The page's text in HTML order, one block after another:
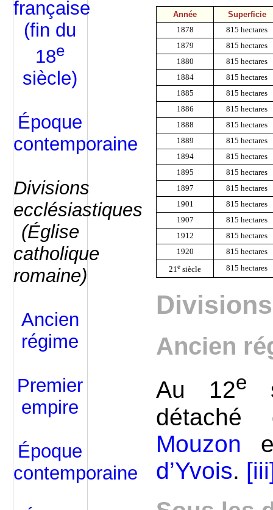
Année Superficie
1878
815 hectares
1879
815 hectares
1880
815 hectares
1884
815 hectares
1885
815 hectares
1886
815 hectares
1888
815 hectares
1889
815 hectares
1894
815 hectares
1895
815 hectares
1897
815 hectares
1901
815 hectares
1907
815 hectares
1912
815 hectares
1920
815 hectares
21e siècle 815 hectares
Ancien
Au 12e
Mouzon
d’Yvois.
française
(fin du
18e
siècle)
Époque
contemporaine
Divisions
ecclésiastiques
(Église
catholique
romaine)
Ancien
régime
Premier
empire
Époque
contemporaine